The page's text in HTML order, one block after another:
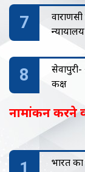
कक्ष
नामांकन करने
भारत